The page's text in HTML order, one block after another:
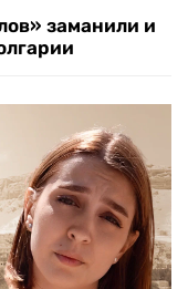
заманили и